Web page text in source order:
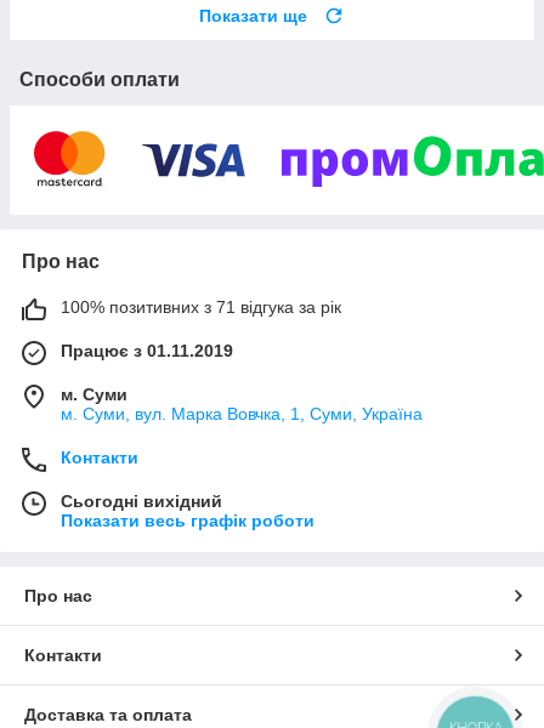
Показати ще
Способи оплати
Про нас
100% позитивних з 71 відгука за рік
Працює з 01.11.2019
м. Суми
м. Суми, вул. Марка Вовчка, 1, Суми, Україна
Контакти
Сьогодні вихідний
Показати весь графік роботи
Про нас
Контакти
Доставка та оплата